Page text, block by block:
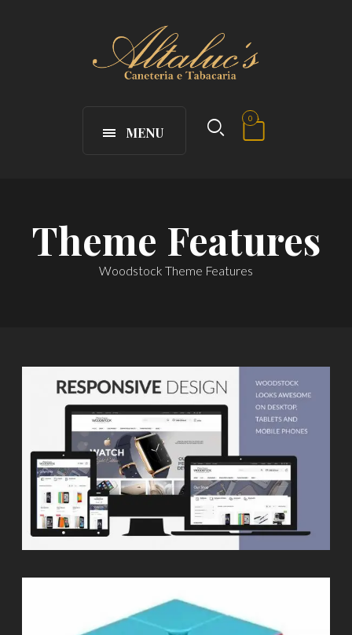
MENU
0
Theme Features
Woodstock Theme Features